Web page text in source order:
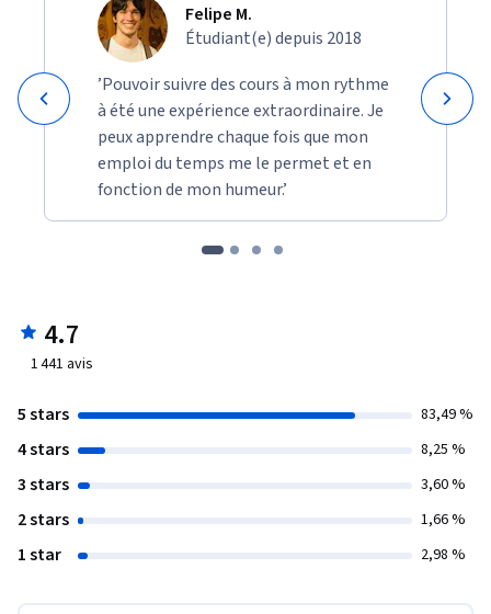
Felipe M.
Étudiant(e) depuis 2018
’Pouvoir suivre des cours à mon rythme
à été une expérience extraordinaire. Je
peux apprendre chaque fois que mon
emploi du temps me le permet et en
fonction de mon humeur.’
4.7
1 441 avis
5 stars 83,49 %
4 stars 8,25 %
3 stars 3,60 %
2 stars 1,66 %
1 star 2,98 %